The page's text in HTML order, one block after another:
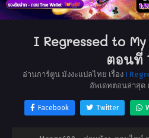
I Regressed to My
ตอนที่
อ่านการ์ตูน มังงะแปลไทย เรื่อง I
อัพเดทตอนล่าสุด
Facebook Twitter